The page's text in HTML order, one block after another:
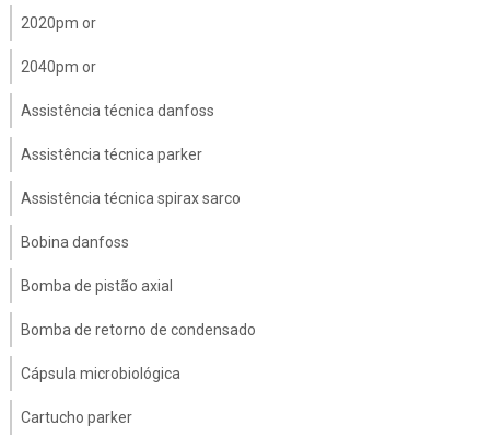
2020pm or
2040pm or
Assistência técnica danfoss
Assistência técnica parker
Assistência técnica spirax sarco
Bobina danfoss
Bomba de pistão axial
Bomba de retorno de condensado
Cápsula microbiológica
Cartucho parker